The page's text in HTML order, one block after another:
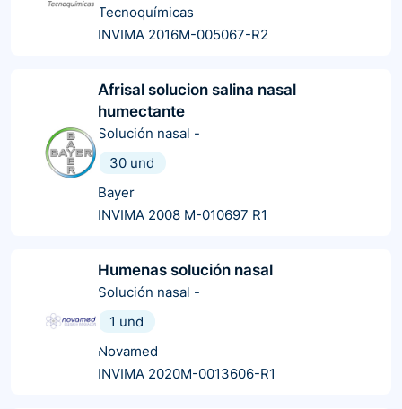
Tecnoquímicas
INVIMA 2016M-005067-R2
Afrisal solucion salina nasal
humectante
Solución nasal -
30 und
Bayer
INVIMA 2008 M-010697 R1
Humenas solución nasal
Solución nasal -
1 und
Novamed
INVIMA 2020M-0013606-R1